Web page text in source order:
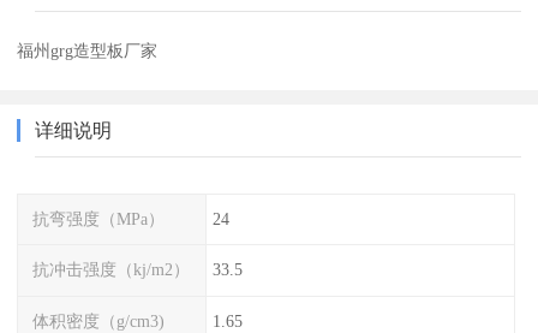
福州grg造型板厂家
详细说明
抗弯强度（MPa） 24
抗冲击强度（kj/m2） 33.5
体积密度（g/cm3) 1.65